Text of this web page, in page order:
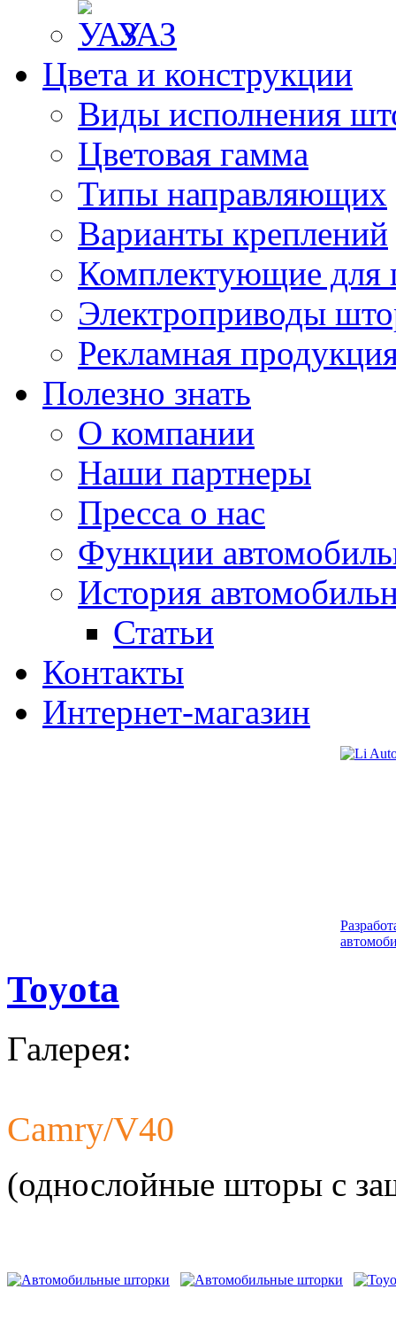
УАЗ
Цвета и конструкции
Виды исполнения
Цветовая гамма
Типы направляющих
Варианты креплений
Комплектующие для
Электроприводы
Рекламная
Полезно знать
О компании
Наши партнеры
Пресса о нас
Функции
История
Статьи
Контакты
Интернет-магазин
Toyota
Галерея:
Camry/V40
(однослойные шторы с